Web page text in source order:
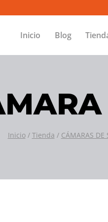
Inicio Blog
Inicio / Tienda / CÁMARAS DE